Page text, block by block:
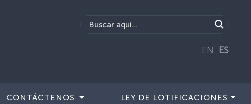
EN ES
CONTÁCTENOS LEY DE LOTIFICACIONES